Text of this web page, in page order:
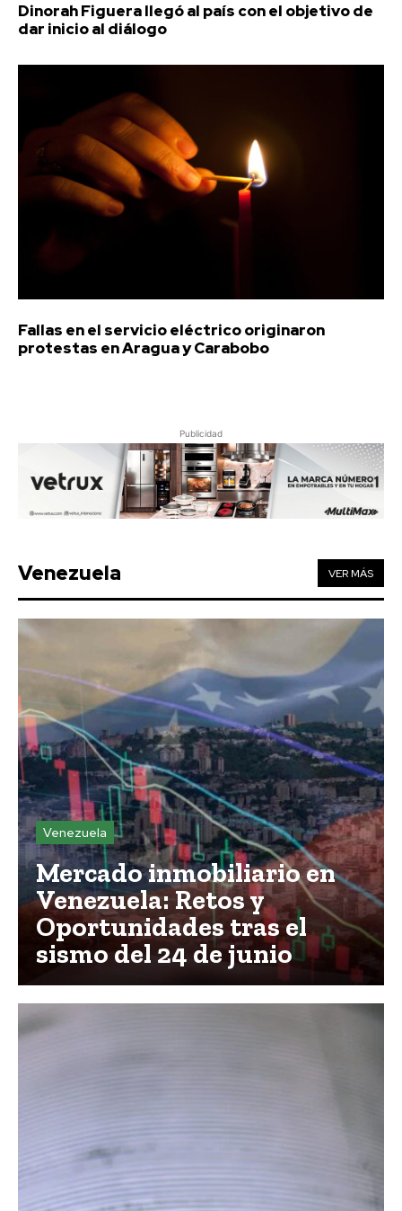
Dinorah Figuera llegó al país con el objetivo de
dar inicio al diálogo
Fallas en el servicio eléctrico originaron
protestas en Aragua y Carabobo
Publicidad
Venezuela VER MÁS
Venezuela
Mercado inmobiliario en
Venezuela: Retos y
Oportunidades tras el
sismo del 24 de junio